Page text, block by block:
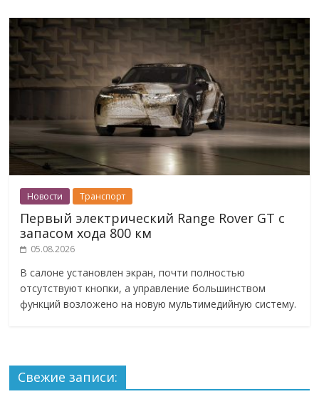
Новости Транспорт
Первый электрический Range Rover GT с
запасом хода 800 км
05.08.2026
В салоне установлен экран, почти полностью
отсутствуют кнопки, а управление большинством
функций возложено на новую мультимедийную систему.
Свежие записи: